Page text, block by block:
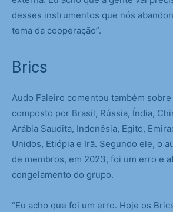
desses instrumentos que nós
tema da cooperação”.
Brics
Audo Faleiro comentou também
composto por Brasil, Rússia, Índia,
Arábia Saudita, Indonésia, Egito,
Unidos, Etiópia e Irã. Segundo ele, o
de membros, em 2023, foi um erro e
congelamento do grupo.
“Eu acho que foi um erro. Hoje os